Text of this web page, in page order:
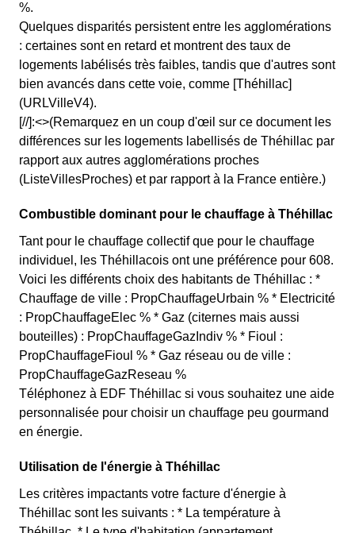
%.
Quelques disparités persistent entre les agglomérations
: certaines sont en retard et montrent des taux de
logements labélisés très faibles, tandis que d'autres sont
bien avancés dans cette voie, comme [Théhillac]
(URLVilleV4).
[//]:<>(Remarquez en un coup d'œil sur ce document les
différences sur les logements labellisés de Théhillac par
rapport aux autres agglomérations proches
(ListeVillesProches) et par rapport à la France entière.)
Combustible dominant pour le chauffage à Théhillac
Tant pour le chauffage collectif que pour le chauffage
individuel, les Théhillacois ont une préférence pour 608.
Voici les différents choix des habitants de Théhillac : *
Chauffage de ville : PropChauffageUrbain % * Electricité
: PropChauffageElec % * Gaz (citernes mais aussi
bouteilles) : PropChauffageGazIndiv % * Fioul :
PropChauffageFioul % * Gaz réseau ou de ville :
PropChauffageGazReseau %
Téléphonez à EDF Théhillac si vous souhaitez une aide
personnalisée pour choisir un chauffage peu gourmand
en énergie.
Utilisation de l'énergie à Théhillac
Les critères impactants votre facture d'énergie à
Théhillac sont les suivants : * La température à